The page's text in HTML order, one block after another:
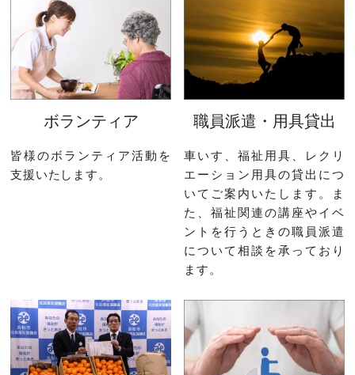
ボランティア
皆様のボランティア活動を
支援いたします。
職員派遣・用具貸出
車いす、福祉用具、レクリ
エーション用具の貸出につ
いてご案内いたします。ま
た、福祉関連の講座やイベ
ントを行うときの職員派遣
について相談を承っており
ます。